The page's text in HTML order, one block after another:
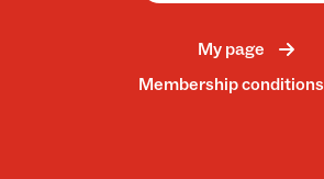
My page
Membership conditions